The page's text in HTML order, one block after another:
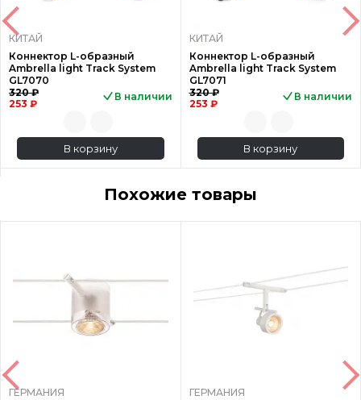
КИТАЙ
Коннектор L-образный
Ambrella light Track System
GL7070
320 ₽
253 ₽
В наличии
В корзину
КИТАЙ
Коннектор L-образный
Ambrella light Track System
GL7071
320 ₽
253 ₽
В наличии
В корзину
Похожие товары
ГЕРМАНИЯ
ГЕРМАНИЯ